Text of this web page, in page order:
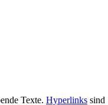
Texte. Hyperlinks sind